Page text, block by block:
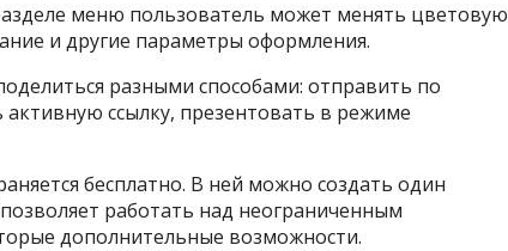
меню пользователь может менять цветовую
и другие параметры оформления.
разными способами: отправить по
ссылку, презентовать в режиме
бесплатно. В ней можно создать один
работать над неограниченным
дополнительные возможности.